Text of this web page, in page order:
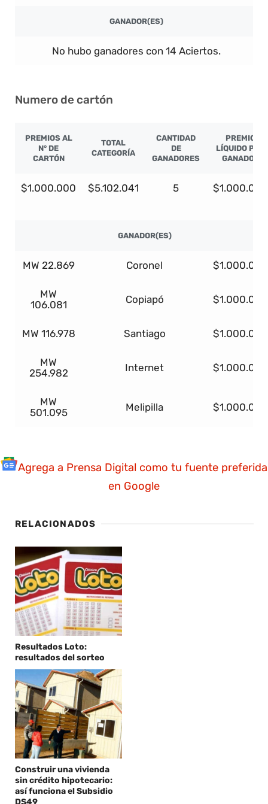
GANADOR(ES)
No hubo ganadores con 14 Aciertos.
Numero de cartón
PREMIOS AL
N° DE
CARTÓN
TOTAL
CATEGORÍA
CANTIDAD
DE
GANADORES
PREMIO
LÍQUIDO POR
GANADOR
$1.000.000 $5.102.041 5 $1.000.000
GANADOR(ES)
MW 22.869 Coronel $1.000.000
MW
106.081
Copiapó $1.000.000
MW 116.978 Santiago $1.000.000
MW
254.982
Internet $1.000.000
MW
501.095
Melipilla $1.000.000
Agrega a Prensa Digital como tu fuente preferida
en Google
RELACIONADOS
Resultados Loto:
resultados del sorteo
Construir una vivienda
sin crédito hipotecario:
así funciona el Subsidio
DS49